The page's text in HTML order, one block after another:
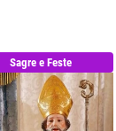
Sagre e Feste